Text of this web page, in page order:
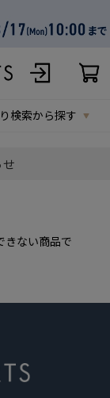
検索から探す
きない商品で